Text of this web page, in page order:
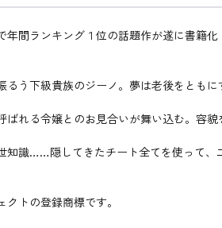
間ランキング１位の話題作が遂に書籍化
う下級貴族のジーノ。夢は老後をとも
れる令嬢とのお見合いが舞い込む。容
知識……隠してきたチート全てを使って、
トの登録商標です。